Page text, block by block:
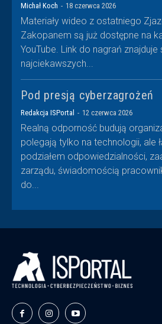
Michał Koch - 18 czerwca 2026
Materiały wideo z ostatniego
Zakopanem są już dostępne na
YouTube. Link do nagrań znajduje
najciekawszych...
Pod presją cyberzagrożeń
Redakcja ISPortal - 12 czerwca 2026
Realną odporność budują
polegają tylko na technologii, ale
podziałem odpowiedzialności,
zarządu, świadomością
do...